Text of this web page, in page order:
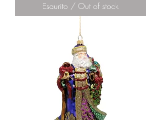
Esaurito / Out of stock